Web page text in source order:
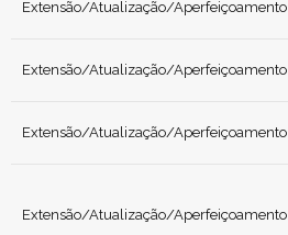
Extensão/Atualização/Aperfeiçoamento
Extensão/Atualização/Aperfeiçoamento
Extensão/Atualização/Aperfeiçoamento
Extensão/Atualização/Aperfeiçoamento